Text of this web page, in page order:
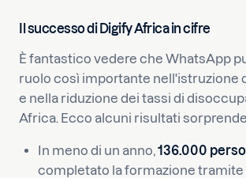
Il successo di Digify Africa in cifre
È fantastico vedere che WhatsApp
ruolo così importante nell'istruzione
e nella riduzione dei tassi di
Africa. Ecco alcuni risultati
In meno di un anno,136.000
completato la formazione tramite